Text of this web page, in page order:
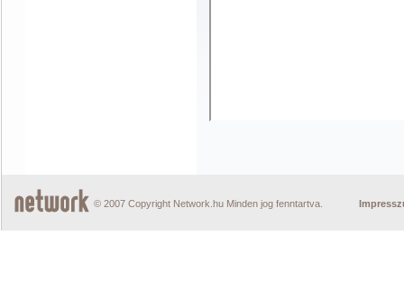
© 2007 Copyright Network.hu Minden jog fenntartva.